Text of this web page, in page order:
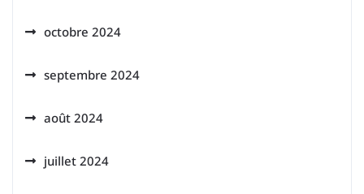
octobre 2024
septembre 2024
août 2024
juillet 2024